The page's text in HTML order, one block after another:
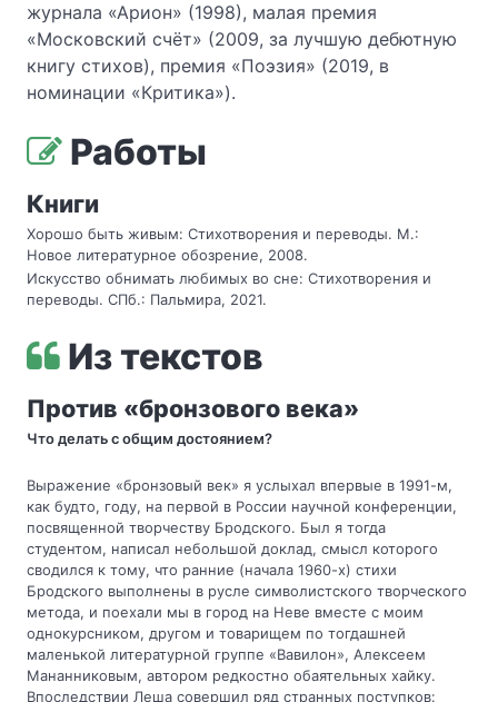
журнала «Арион» (1998), малая премия
«Московский счёт» (2009, за лучшую дебютную
книгу стихов), премия «Поэзия» (2019, в
номинации «Критика»).
Работы
Книги
Хорошо быть живым: Стихотворения и переводы. М.:
Новое литературное обозрение, 2008.
Искусство обнимать любимых во сне: Стихотворения и
переводы. СПб.: Пальмира, 2021.
Из текстов
Против «бронзового века»
Что делать с общим достоянием?
Выражение «бронзовый век» я услыхал впервые в 1991-м,
как будто, году, на первой в России научной конференции,
посвященной творчеству Бродского. Был я тогда
студентом, написал небольшой доклад, смысл которого
сводился к тому, что ранние (начала 1960-х) стихи
Бродского выполнены в русле символистского творческого
метода, и поехали мы в город на Неве вместе с моим
однокурсником, другом и товарищем по тогдашней
маленькой литературной группе «Вавилон», Алексеем
Мананниковым, автором редкостно обаятельных хайку.
Впоследствии Леша совершил ряд странных поступков: